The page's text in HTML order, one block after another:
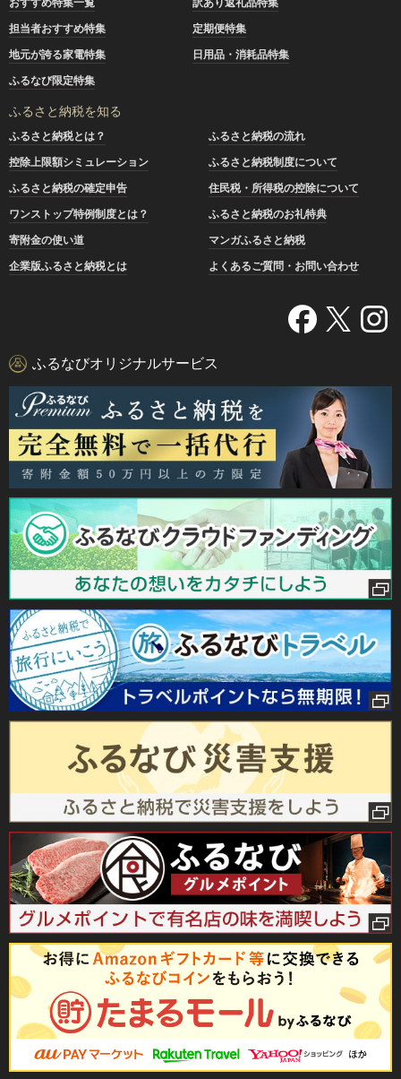
担当者おすすめ特集
定期便特集
地元が誇る家電特集
日用品・消耗品特集
ふるなび限定特集
ふるさと納税を知る
ふるさと納税とは？
ふるさと納税の流れ
控除上限額シミュレーション
ふるさと納税制度について
ふるさと納税の確定申告
住民税・所得税の控除について
ワンストップ特例制度とは？
ふるさと納税のお礼特典
寄附金の使い道
マンガふるさと納税
企業版ふるさと納税とは
よくあるご質問・お問い合わせ
ふるなびオリジナルサービス